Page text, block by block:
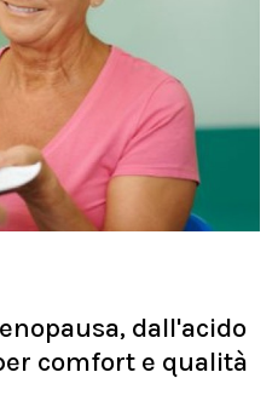
dall'acido
comfort e qualità